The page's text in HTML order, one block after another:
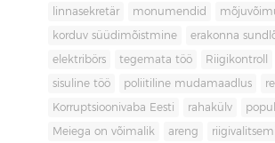
linnasekretär monumendid
korduv süüdimõistmine erakonna
elektribörs tegemata töö Riigikontroll
sisuline töö poliitiline mudamaadlus
Korruptsioonivaba Eesti rahakülv
Meiega on võimalik areng